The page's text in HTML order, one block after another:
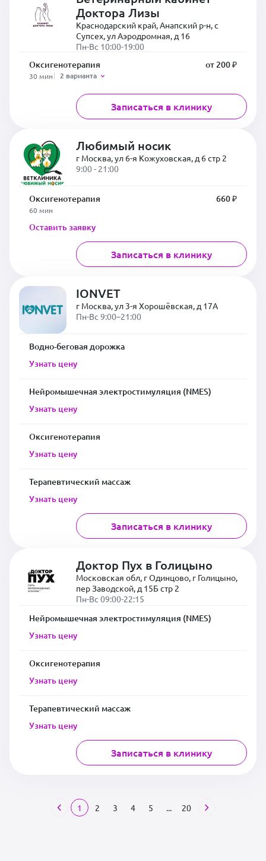
Доктора Лизы
Краснодарский край, Анапский р-н, с
Супсех, ул Аэродромная, д 16
Пн-Вс 10:00-19:00
Оксигенотерапия
30 мин 2 варианта
от 200 ₽
Записаться в клинику
Любимый носик
г Москва, ул 6-я Кожуховская, д 6 стр 2
9:00 - 21:00
Оксигенотерапия
60 мин
660 ₽
Оставить заявку
Записаться в клинику
IONVET
г Москва, ул 3-я Хорошёвская, д 17А
Пн-Вс 9:00–21:00
Водно-беговая дорожка
Узнать цену
Нейромышечная электростимуляция (NMES)
Узнать цену
Оксигенотерапия
Узнать цену
Терапевтический массаж
Узнать цену
Записаться в клинику
Доктор Пух в Голицыно
Московская обл, г Одинцово, г Голицыно,
пер Заводской, д 15Б стр 2
Пн-Вс 09:00-22:15
Нейромышечная электростимуляция (NMES)
Узнать цену
Оксигенотерапия
Узнать цену
Терапевтический массаж
Узнать цену
Записаться в клинику
1 2 3 4 5 ... 20